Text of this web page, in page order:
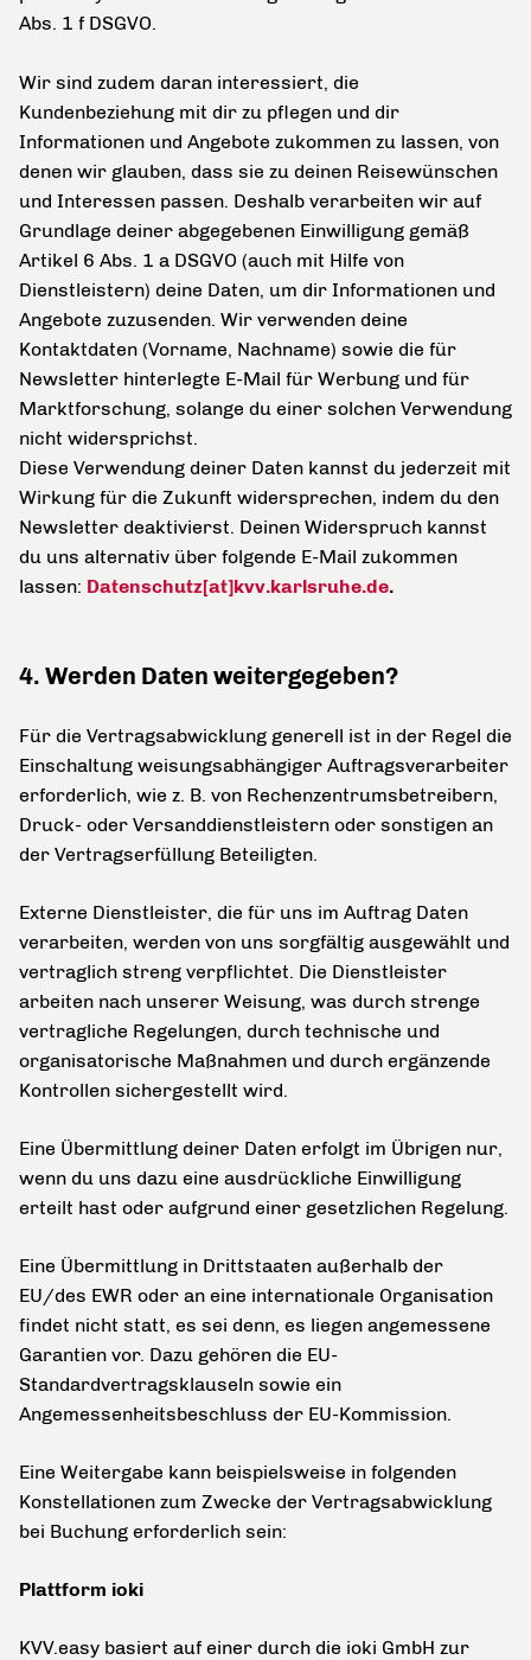
Abs. 1 f DSGVO.
Wir sind zudem daran interessiert, die
Kundenbeziehung mit dir zu pflegen und dir
Informationen und Angebote zukommen zu lassen, von
denen wir glauben, dass sie zu deinen Reisewünschen
und Interessen passen. Deshalb verarbeiten wir auf
Grundlage deiner abgegebenen Einwilligung gemäß
Artikel 6 Abs. 1 a DSGVO (auch mit Hilfe von
Dienstleistern) deine Daten, um dir Informationen und
Angebote zuzusenden. Wir verwenden deine
Kontaktdaten (Vorname, Nachname) sowie die für
Newsletter hinterlegte E-Mail für Werbung und für
Marktforschung, solange du einer solchen Verwendung
nicht widersprichst.
Diese Verwendung deiner Daten kannst du jederzeit mit
Wirkung für die Zukunft widersprechen, indem du den
Newsletter deaktivierst. Deinen Widerspruch kannst
du uns alternativ über folgende E-Mail zukommen
lassen: Datenschutz[at]kvv.karlsruhe.de.
4. Werden Daten weitergegeben?
Für die Vertragsabwicklung generell ist in der Regel die
Einschaltung weisungsabhängiger Auftragsverarbeiter
erforderlich, wie z. B. von Rechenzentrumsbetreibern,
Druck- oder Versanddienstleistern oder sonstigen an
der Vertragserfüllung Beteiligten.
Externe Dienstleister, die für uns im Auftrag Daten
verarbeiten, werden von uns sorgfältig ausgewählt und
vertraglich streng verpflichtet. Die Dienstleister
arbeiten nach unserer Weisung, was durch strenge
vertragliche Regelungen, durch technische und
organisatorische Maßnahmen und durch ergänzende
Kontrollen sichergestellt wird.
Eine Übermittlung deiner Daten erfolgt im Übrigen nur,
wenn du uns dazu eine ausdrückliche Einwilligung
erteilt hast oder aufgrund einer gesetzlichen Regelung.
Eine Übermittlung in Drittstaaten außerhalb der
EU/des EWR oder an eine internationale Organisation
findet nicht statt, es sei denn, es liegen angemessene
Garantien vor. Dazu gehören die EU-
Standardvertragsklauseln sowie ein
Angemessenheitsbeschluss der EU-Kommission.
Eine Weitergabe kann beispielsweise in folgenden
Konstellationen zum Zwecke der Vertragsabwicklung
bei Buchung erforderlich sein:
Plattform ioki
KVV.easy basiert auf einer durch die ioki GmbH zur